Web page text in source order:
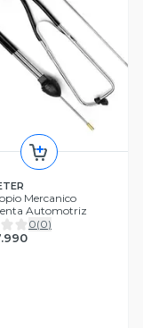
Mercanico
Automotriz
0(0)